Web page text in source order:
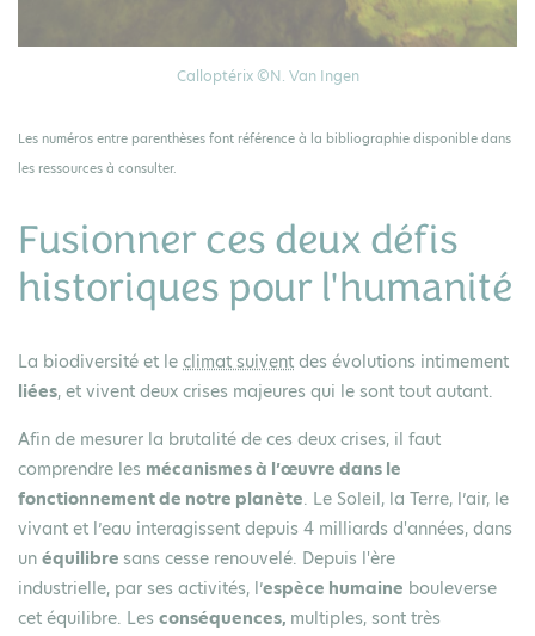
Calloptérix ©N. Van Ingen
Les numéros entre parenthèses font référence à la bibliographie disponible dans
les ressources à consulter.
Fusionner ces deux défis
historiques pour l'humanité
La biodiversité et le climat suivent des évolutions intimement
liées, et vivent deux crises majeures qui le sont tout autant.
Afin de mesurer la brutalité de ces deux crises, il faut
comprendre les mécanismes à l’œuvre dans le
fonctionnement de notre planète. Le Soleil, la Terre, l’air, le
vivant et l’eau interagissent depuis 4 milliards d'années, dans
un équilibre sans cesse renouvelé. Depuis l'ère
industrielle, par ses activités, l’espèce humaine bouleverse
cet équilibre. Les conséquences, multiples, sont très